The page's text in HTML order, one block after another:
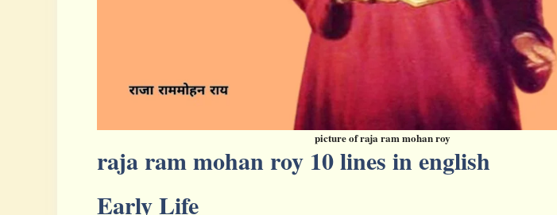
picture of raja ram mohan roy
raja ram mohan roy 10 lines in english
Early Life